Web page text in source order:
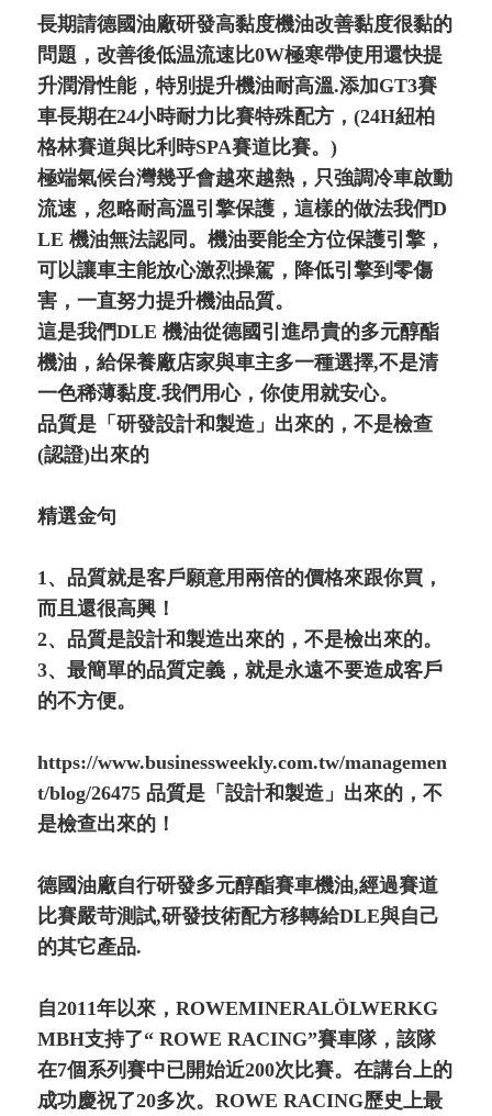
長期請德國油廠研發高黏度機油改善黏度很黏的
問題，改善後低温流速比0W極寒帶使用還快提
升潤滑性能，特別提升機油耐高溫.添加GT3賽
車長期在24小時耐力比賽特殊配方，(24H紐柏
格林賽道與比利時SPA賽道比賽。)
極端氣候台灣幾乎會越來越熱，只強調冷車啟動
流速，忽略耐高溫引擎保護，這樣的做法我們D
LE 機油無法認同。機油要能全方位保護引擎，
可以讓車主能放心激烈操駕，降低引擎到零傷
害，一直努力提升機油品質。
這是我們DLE 機油從德國引進昂貴的多元醇酯
機油，給保養廠店家與車主多一種選擇,不是清
一色稀薄黏度.我們用心，你使用就安心。
品質是「研發設計和製造」出來的，不是檢查
(認證)出來的
精選金句
1、品質就是客戶願意用兩倍的價格來跟你買，
而且還很高興！
2、品質是設計和製造出來的，不是檢出來的。
3、最簡單的品質定義，就是永遠不要造成客戶
的不方便。
https://www.businessweekly.com.tw/managemen
t/blog/26475 品質是「設計和製造」出來的，不
是檢查出來的！
德國油廠自行研發多元醇酯賽車機油,經過賽道
比賽嚴苛測試,研發技術配方移轉給DLE與自己
的其它產品.
自2011年以來，ROWEMINERALÖLWERKG
MBH支持了“ ROWE RACING”賽車隊，該隊
在7個系列賽中已開始近200次比賽。在講台上的
成功慶祝了20多次。ROWE RACING歷史上最